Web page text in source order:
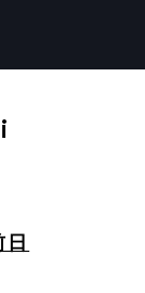
日